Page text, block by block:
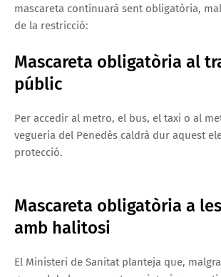
mascareta continuarà sent obligatòria,
de la restricció:
Mascareta obligatòria al
públic
Per accedir al metro, el bus, el taxi o al
vegueria del Penedès caldrà dur aquest
protecció.
Mascareta obligatòria a
amb halitosi
El Ministeri de Sanitat planteja que,